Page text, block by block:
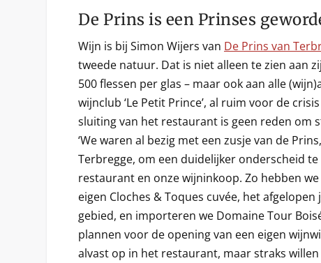
De Prins is een Prinses
Wijn is bij Simon Wijers van De Prins van
tweede natuur. Dat is niet alleen te zien aan
500 flessen per glas – maar ook aan alle
wijnclub ‘Le Petit Prince’, al ruim voor de
sluiting van het restaurant is geen reden om
‘We waren al bezig met een zusje van de
Terbregge, om een duidelijker onderscheid
restaurant en onze wijninkoop. Zo hebben
eigen Cloches & Toques cuvée, het
gebied, en importeren we Domaine Tour
plannen voor de opening van een eigen
alvast op in het restaurant, maar straks